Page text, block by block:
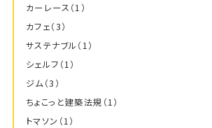
カーレース （1）
カフェ（3）
サステナブル （1）
シェルフ （1）
ジム（3）
ちょこっと建築法規 （1）
トマソン （1）